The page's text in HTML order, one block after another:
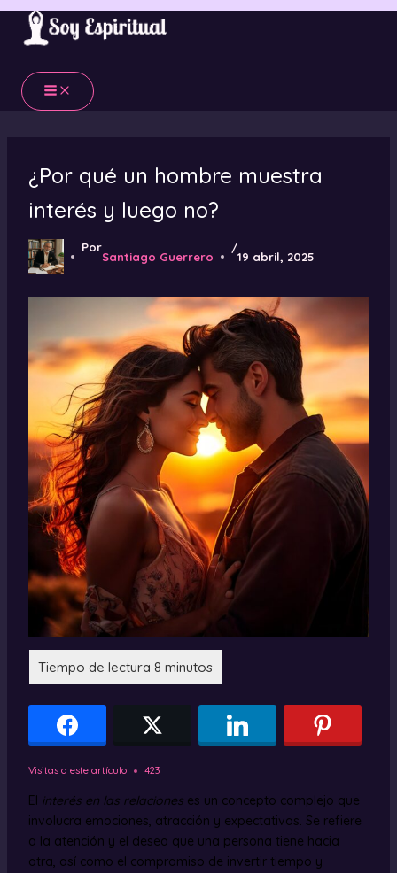
Ir
contenido
¿Por qué un hombre muestra
interés y luego no?
Por
Santiago Guerrero
/
19 abril, 2025
Visitas a este artículo 423
El interés en las relacioneses un concepto complejo que
involucra emociones, atracción y expectativas. Se refiere
a la atención y el deseo que una persona tiene hacia
otra, así como el compromiso de invertir tiempo y